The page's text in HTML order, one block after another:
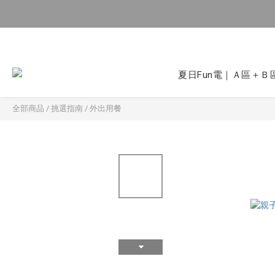
夏日Fun電｜Ａ區＋Ｂ
全部商品 / 挑選指南 / 外出用餐